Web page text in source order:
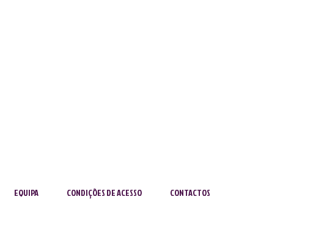
EQUIPA CONDIÇÕES DE ACESSO CONTACTOS